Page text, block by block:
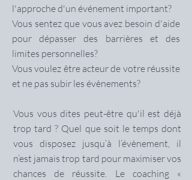
Vous vous dites peut-être qu'il est déjà
trop tard ? Quel que soit le temps dont
vous disposez jusqu’à l’évènement, il
n’est jamais trop tard pour maximiser vos
chances de réussite. Le coaching «
l'approche d'un événement important?
Vous sentez que vous avez besoin d'aide
pour dépasser des barrières et des
limites personnelles?
Vous voulez être acteur de votre réussite
et ne pas subir les évènements?